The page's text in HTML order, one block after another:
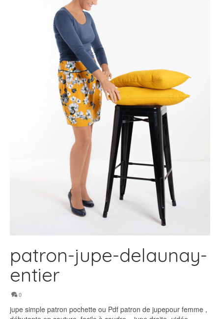
patron-jupe-delaunay-
entier
0
jupe simple patron pochette ou Pdf patron de jupepour femme ,